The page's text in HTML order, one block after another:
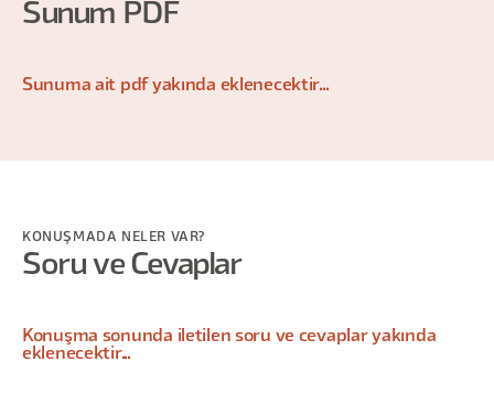
Sunum PDF
Sunuma ait pdf yakında eklenecektir...
KONUŞMADA NELER VAR?
Soru ve Cevaplar
Konuşma sonunda iletilen soru ve cevaplar yakında
eklenecektir...